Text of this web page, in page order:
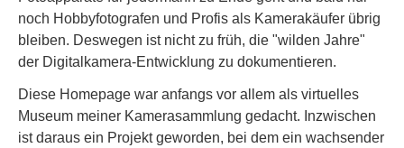
noch Hobbyfotografen und Profis als Kamerakäufer übrig
bleiben. Deswegen ist nicht zu früh, die "wilden Jahre"
der Digitalkamera-Entwicklung zu dokumentieren.
Diese Homepage war anfangs vor allem als virtuelles
Museum meiner Kamerasammlung gedacht. Inzwischen
ist daraus ein Projekt geworden, bei dem ein wachsender